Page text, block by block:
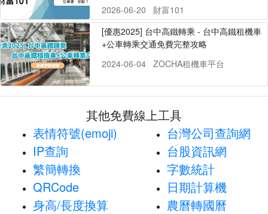
2026-06-20
財富101
[優惠2025] 台中高鐵轉乘 - 台中高鐵租機車
+公車轉乘交通免費完整攻略
2024-06-04
ZOCHA租機車平台
其他免費線上工具
表情符號(emoji)
IP查詢
繁簡轉換
QRCode
身高/長度換算
台灣公司查詢網
台股資訊網
字數統計
日期計算機
農曆轉國曆